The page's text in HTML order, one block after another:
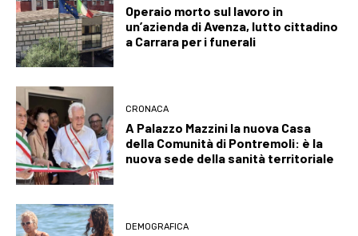
Operaio morto sul lavoro in
un’azienda di Avenza, lutto cittadino
a Carrara per i funerali
CRONACA
A Palazzo Mazzini la nuova Casa
della Comunità di Pontremoli: è la
nuova sede della sanità territoriale
DEMOGRAFICA